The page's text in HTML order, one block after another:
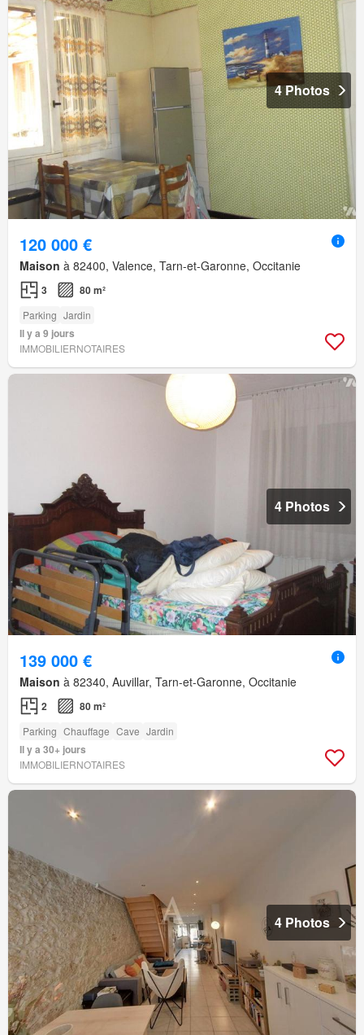
4 Photos
120 000 €
Maison à 82400, Valence, Tarn-et-Garonne, Occitanie
3 80 m²
Parking Jardin
Il y a 9 jours
IMMOBILIERNOTAIRES
4 Photos
139 000 €
Maison à 82340, Auvillar, Tarn-et-Garonne, Occitanie
2 80 m²
Parking Chauffage Cave Jardin
Il y a 30+ jours
IMMOBILIERNOTAIRES
4 Photos